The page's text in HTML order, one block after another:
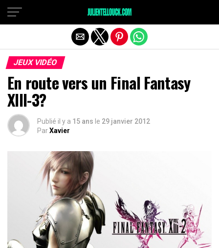
JEUX VIDÉO
En route vers un Final Fantasy
XIII-3?
Publié il y a 15 ans le 29 janvier 2012
ParXavier